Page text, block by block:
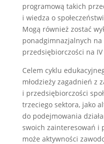
programową takich
i wiedza o
Mogą również zostać
ponadgimnazjalnych
przedsiębiorczości na
Celem cyklu
młodzieży zagadnień z
i przedsiębiorczości
trzeciego sektora, jako
do podejmowania
swoich zainteresowań i
może aktywności